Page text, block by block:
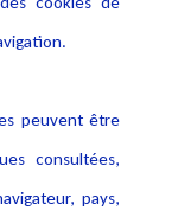
peuvent être
consultées,
pays,